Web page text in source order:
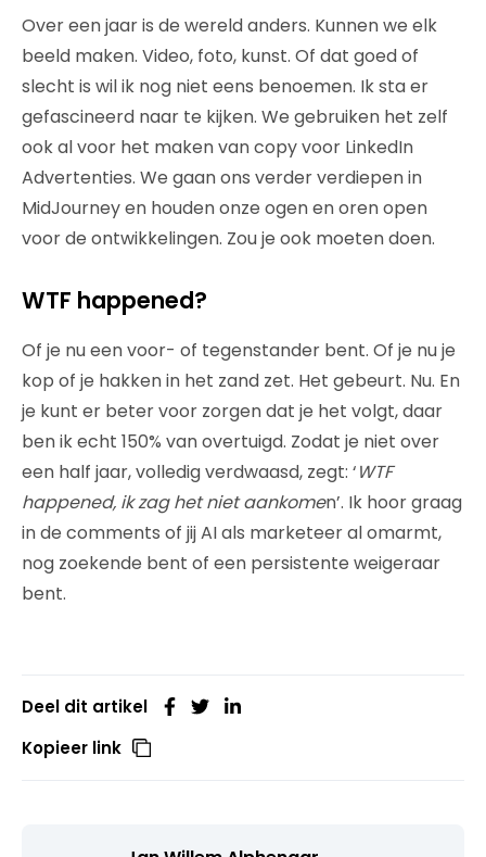
Over een jaar is de wereld anders. Kunnen we elk
beeld maken. Video, foto, kunst. Of dat goed of
slecht is wil ik nog niet eens benoemen. Ik sta er
gefascineerd naar te kijken. We gebruiken het zelf
ook al voor het maken van copy voor LinkedIn
Advertenties. We gaan ons verder verdiepen in
MidJourney en houden onze ogen en oren open
voor de ontwikkelingen. Zou je ook moeten doen.
WTF happened?
Of je nu een voor- of tegenstander bent. Of je nu je
kop of je hakken in het zand zet. Het gebeurt. Nu. En
je kunt er beter voor zorgen dat je het volgt, daar
ben ik echt 150% van overtuigd. Zodat je niet over
een half jaar, volledig verdwaasd, zegt: ‘WTF
happened, ik zag het niet aankomen’. Ik hoor graag
in de comments of jij AI als marketeer al omarmt,
nog zoekende bent of een persistente weigeraar
bent.
Deel dit artikel
Kopieer link